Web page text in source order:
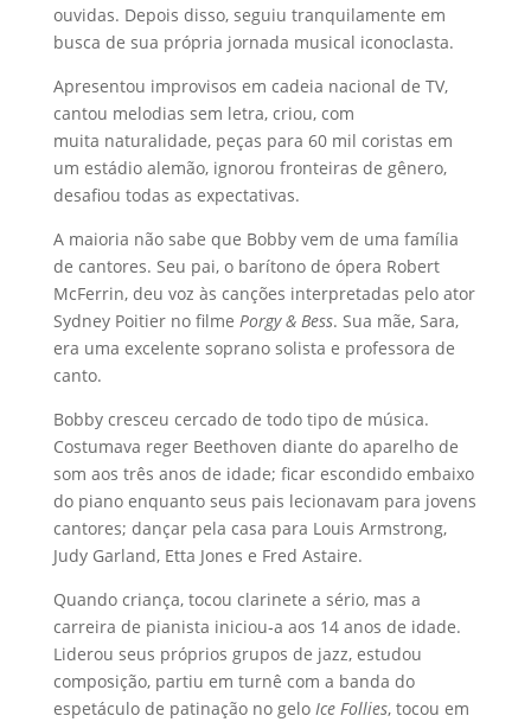
ouvidas. Depois disso, seguiu tranquilamente em
busca de sua própria jornada musical iconoclasta.
Apresentou improvisos em cadeia nacional de TV,
cantou melodias sem letra, criou, com
muita naturalidade, peças para 60 mil coristas em
um estádio alemão, ignorou fronteiras de gênero,
desafiou todas as expectativas.
A maioria não sabe que Bobby vem de uma família
de cantores. Seu pai, o barítono de ópera Robert
McFerrin, deu voz às canções interpretadas pelo ator
Sydney Poitier no filme Porgy & Bess. Sua mãe, Sara,
era uma excelente soprano solista e professora de
canto.
Bobby cresceu cercado de todo tipo de música.
Costumava reger Beethoven diante do aparelho de
som aos três anos de idade; ficar escondido embaixo
do piano enquanto seus pais lecionavam para jovens
cantores; dançar pela casa para Louis Armstrong,
Judy Garland, Etta Jones e Fred Astaire.
Quando criança, tocou clarinete a sério, mas a
carreira de pianista iniciou‐a aos 14 anos de idade.
Liderou seus próprios grupos de jazz, estudou
composição, partiu em turnê com a banda do
espetáculo de patinação no gelo Ice Follies, tocou em